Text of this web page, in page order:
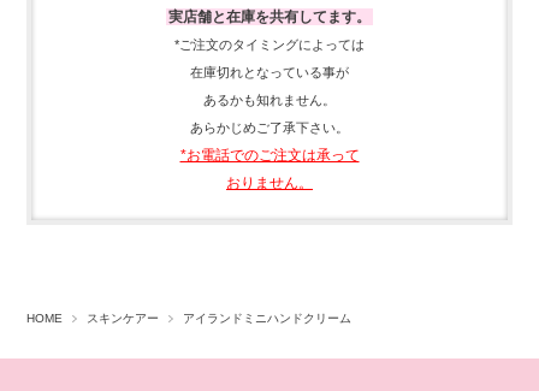
実店舗と在庫を共有してます。
*ご注文のタイミングによっては
在庫切れとなっている事が
あるかも知れません。
あらかじめご了承下さい。
*お電話でのご注文は承って
おりません。
HOME スキンケアー アイランドミニハンドクリーム